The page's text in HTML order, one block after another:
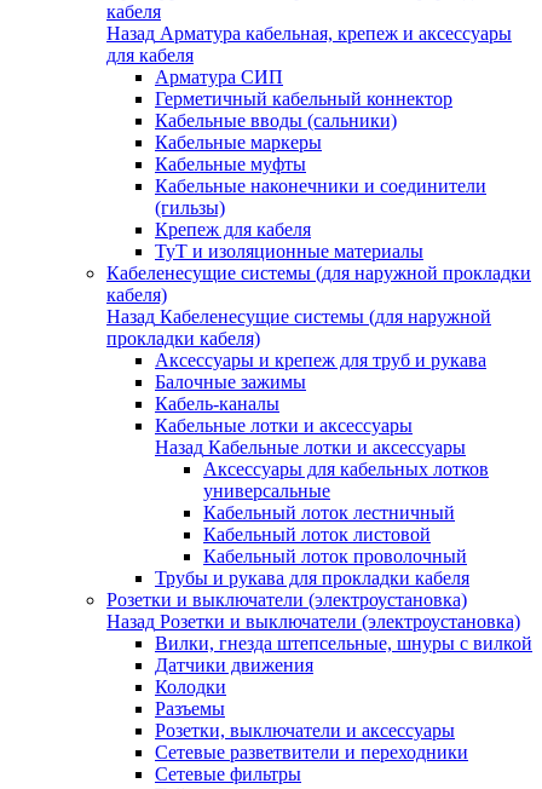
кабеля
Назад Арматура кабельная, крепеж и аксессуары
для кабеля
Арматура СИП
Герметичный кабельный коннектор
Кабельные вводы (сальники)
Кабельные маркеры
Кабельные муфты
Кабельные наконечники и соединители
(гильзы)
Крепеж для кабеля
ТуТ и изоляционные материалы
Кабеленесущие системы (для наружной прокладки
кабеля)
Назад Кабеленесущие системы (для наружной
прокладки кабеля)
Аксессуары и крепеж для труб и рукава
Балочные зажимы
Кабель-каналы
Кабельные лотки и аксессуары
Назад Кабельные лотки и аксессуары
Аксессуары для кабельных лотков
универсальные
Кабельный лоток лестничный
Кабельный лоток листовой
Кабельный лоток проволочный
Трубы и рукава для прокладки кабеля
Розетки и выключатели (электроустановка)
Назад Розетки и выключатели (электроустановка)
Вилки, гнезда штепсельные, шнуры с вилкой
Датчики движения
Колодки
Разъемы
Розетки, выключатели и аксессуары
Сетевые разветвители и переходники
Сетевые фильтры